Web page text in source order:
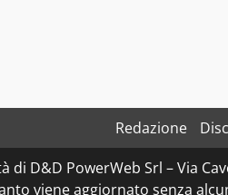
Redazione
D&D PowerWeb Srl – Via
viene aggiornato senza